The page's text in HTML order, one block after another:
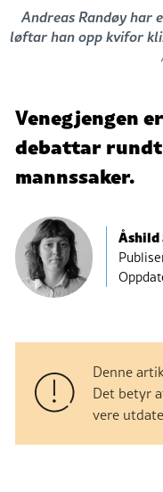
Andreas Randøy har
løftar han opp kvifor
Venegjengen
debattar rundt
mannssaker.
Åshild
Denne
Det betyr
vere